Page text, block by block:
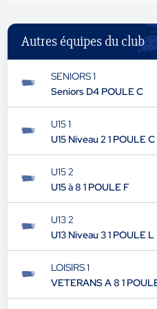
Autres équipes du club
SENIORS 1
Seniors D4 POULE C
U15 1
U15 Niveau 2 1 POULE C
U15 2
U15 à 8 1 POULE F
U13 2
U13 Niveau 3 1 POULE L
LOISIRS 1